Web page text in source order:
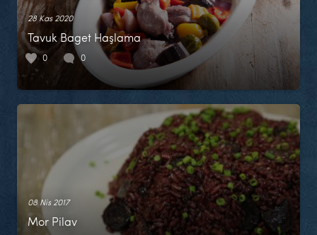
28 Kas 2020
Tavuk Baget Haşlama
0 0
08 Nis 2017
Mor Pilav